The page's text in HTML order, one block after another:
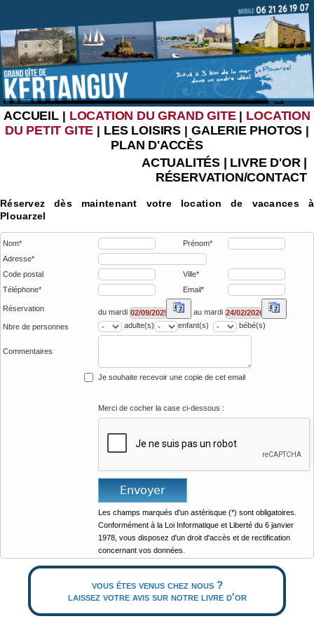
ACCUEIL| LOCATION DU GRAND GITE| LOCATION
DU PETIT GITE | LES LOISIRS | GALERIE PHOTOS |
PLAN D'ACCÈS
ACTUALITÉS| LIVRE D'OR|
RÉSERVATION/CONTACT
Réservez dès maintenant votre location de vacances à
Plouarzel
Nom*
Prénom*
Adresse*
Code postal
Ville*
Téléphone*
Email*
Réservation du mardi
au mardi
Nbre de personnes
adulte(s) enfant(s) bébé(s)
Commentaires
Je souhaite recevoir une copie de cet email
Merci de cocher la case ci-dessous :
Les champs marqués d'un astérisque (*) sont obligatoires.
Conformément à la Loi Informatique et Liberté du 6 janvier
1978, vous disposez d'un droit d'accès et de rectification
concernant vos données.
vous êtes venus chez nous ?
laissez votre avis sur notre livre d'or